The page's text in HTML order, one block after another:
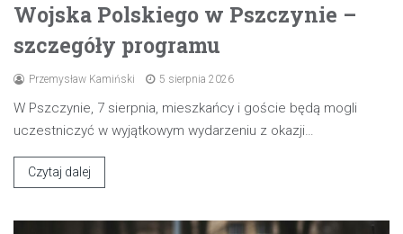
Wojska Polskiego w Pszczynie –
szczegóły programu
Przemysław Kamiński 5 sierpnia 2026
W Pszczynie, 7 sierpnia, mieszkańcy i goście będą mogli
uczestniczyć w wyjątkowym wydarzeniu z okazji…
Czytaj dalej